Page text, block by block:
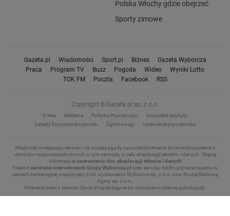
Polska Włochy gdzie obejrzeć
Sporty zimowe
Gazeta.pl Wiadomości Sport.pl Biznes
Gazeta Wyborcza
Praca
Program TV Buzz Pogoda Wideo
Wyniki Lotto
TOK FM
Poczta Facebook RSS
Copyright © Gazeta.pl sp. z o.o.
O Nas Reklama Polityka Prywatności
Wszystkie artykuły
Zasady korzystania z portalu
Zgłoś uwagi Ustawienia prywatności
Właściciel niniejszego serwisu nie wyraża zgody na zwielokrotnianie ani inne korzystanie z
utworów rozpowszechnionych w tym serwisie, w celu eksploracji tekstów i danych. Więcej
informacjiw zastrzeżeniu dot. eksploracji tekstów i danych
Treści zserwisów internetowych Grupy Wyborcza.pl oraz serwisu tokfm.pl prezentujemy w
ramach komercyjnej współpracy z ich wydawcami: Wyborcza sp. z o.o. oraz Grupą Radiową
Agory sp. z o.o.
Wybrane treści z serwisu Sport.pl są dostępne po wykupieniu płatnej subskrypcji.